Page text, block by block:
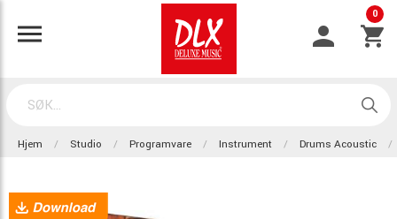
0
Hjem Studio Programvare Instrument Drums Acoustic